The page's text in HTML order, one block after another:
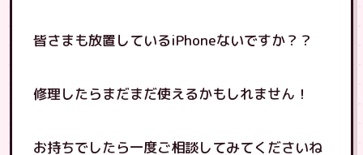
皆さまも放置しているiPhoneないですか？？
修理したらまだまだ使えるかもしれません！
お持ちでしたら一度ご相談してみてくださいね